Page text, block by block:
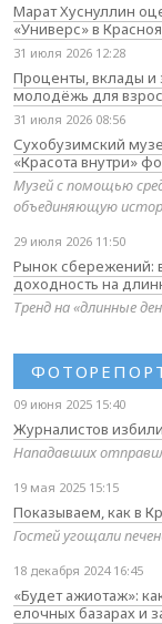
Марат Хуснуллин
«Универс» в
31 июля 2026 12:28
Проценты, вклады и
молодёжь для
31 июля 2026 08:56
Сухобузимский
«Красота внутри»
Музей с помощью
объединяющую
29 июля 2026 11:50
Рынок сбережений:
доходность на
Тренд на «длинные
09 июня 2025 15:40
Журналистов
Нападавших
19 мая 2025 15:15
Показываем, как в
Гостей угощали
18 декабря 2024 16:45
«Будет ажиотаж»:
елочных базарах и